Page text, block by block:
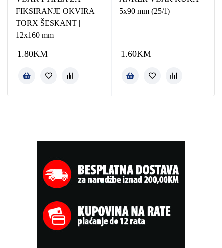
FIKSIRANJE OKVIRA
TORX ŠESKANT |
12x160 mm
1.80KM
5x90 mm (25/1)
1.60KM